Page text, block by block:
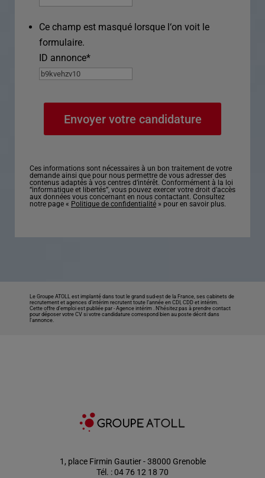
Ce champ est masqué lorsque l‘on voit le
formulaire.
ID annonce*
Ces informations sont nécessaires à un bon traitement de votre
demande ainsi que pour nous permettre de vous adresser des
contenus adaptés à vos centres d’intérêt. Conformément à la loi
“informatique et libertés”, vous pouvez exercer votre droit d’accès
aux données vous concernant en nous contactant. Consultez
notre page « Politique de confidentialité » pour en savoir plus.
Le Groupe ATOLL est implanté dans tout le grand sud-est de la France, ses cabinets de
recrutement et agences d’intérim recrutent toute l’année en CDI, CDD et intérim.
Cette offre d’emploi est publiée par -Agence intérim . N’hésitez pas à prendre contact
pour déposer votre CV si votre candidature correspond bien au poste décrit dans
l'annonce.
1, place Firmin Gautier - 38000 Grenoble
Tél. : 04 76 12 18 70